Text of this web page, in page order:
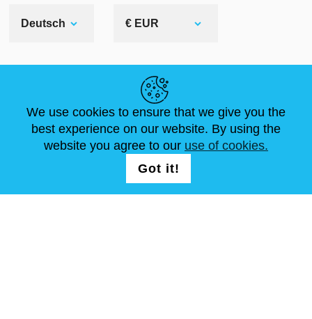
Deutsch € EUR
NEUIGKEITEN
ARTIKEL
ABOUT US
FAQ
STANDARDGRÖSSEN
SCHREIB UNS
We use cookies to ensure that we give you the
best experience on our website. By using the
website you agree to our use of cookies.
Got it!